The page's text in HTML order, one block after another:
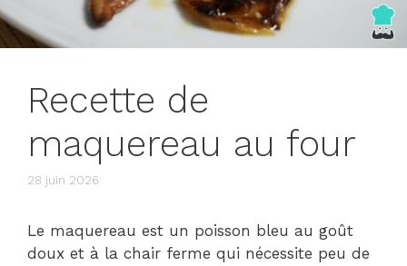
Recette de
maquereau au four
28 juin 2026
Le maquereau est un poisson bleu au goût
doux et à la chair ferme qui nécessite peu de